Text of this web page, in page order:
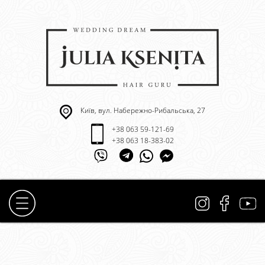
Київ, вул. Набережно-Рибальська, 27
+38 063 59-121-69
+38 063 18-383-02